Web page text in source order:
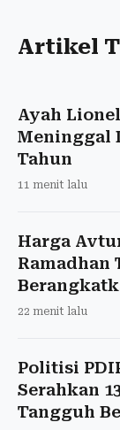
Artikel
Ayah
Meninggal
Tahun
11 menit lalu
Harga
Ramadhan
22 menit lalu
Politisi
Serahkan
Tangguh